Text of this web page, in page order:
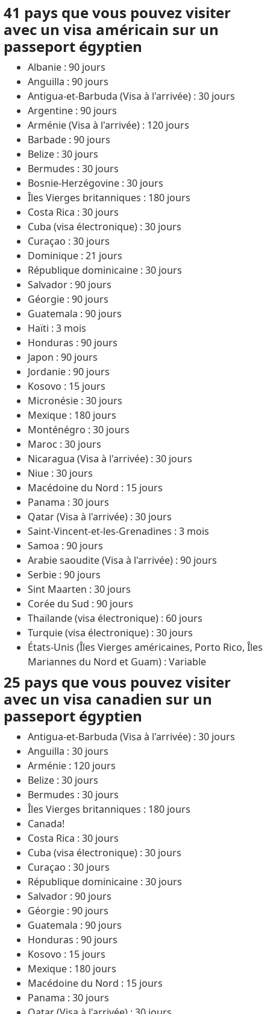
41 pays que vous pouvez visiter
avec un visa américain sur un
passeport égyptien
Albanie : 90 jours
Anguilla : 90 jours
Antigua-et-Barbuda (Visa à l'arrivée) : 30 jours
Argentine : 90 jours
Arménie (Visa à l'arrivée) : 120 jours
Barbade : 90 jours
Belize : 30 jours
Bermudes : 30 jours
Bosnie-Herzégovine : 30 jours
Îles Vierges britanniques : 180 jours
Costa Rica : 30 jours
Cuba (visa électronique) : 30 jours
Curaçao : 30 jours
Dominique : 21 jours
République dominicaine : 30 jours
Salvador : 90 jours
Géorgie : 90 jours
Guatemala : 90 jours
Haïti : 3 mois
Honduras : 90 jours
Japon : 90 jours
Jordanie : 90 jours
Kosovo : 15 jours
Micronésie : 30 jours
Mexique : 180 jours
Monténégro : 30 jours
Maroc : 30 jours
Nicaragua (Visa à l'arrivée) : 30 jours
Niue : 30 jours
Macédoine du Nord : 15 jours
Panama : 30 jours
Qatar (Visa à l'arrivée) : 30 jours
Saint-Vincent-et-les-Grenadines : 3 mois
Samoa : 90 jours
Arabie saoudite (Visa à l'arrivée) : 90 jours
Serbie : 90 jours
Sint Maarten : 30 jours
Corée du Sud : 90 jours
Thaïlande (visa électronique) : 60 jours
Turquie (visa électronique) : 30 jours
États-Unis (Îles Vierges américaines, Porto Rico, Îles
Mariannes du Nord et Guam) : Variable
25 pays que vous pouvez visiter
avec un visa canadien sur un
passeport égyptien
Antigua-et-Barbuda (Visa à l'arrivée) : 30 jours
Anguilla : 30 jours
Arménie : 120 jours
Belize : 30 jours
Bermudes : 30 jours
Îles Vierges britanniques : 180 jours
Canada!
Costa Rica : 30 jours
Cuba (visa électronique) : 30 jours
Curaçao : 30 jours
République dominicaine : 30 jours
Salvador : 90 jours
Géorgie : 90 jours
Guatemala : 90 jours
Honduras : 90 jours
Kosovo : 15 jours
Mexique : 180 jours
Macédoine du Nord : 15 jours
Panama : 30 jours